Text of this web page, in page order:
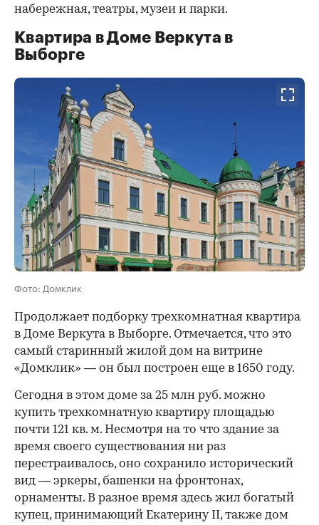
набережная, театры, музеи и парки.
Квартира в Доме Веркута в
Выборге
Фото: Домклик
Продолжает подборку трехкомнатная квартира
в Доме Веркута в Выборге. Отмечается, что это
самый старинный жилой дом на витрине
«Домклик» — он был построен еще в 1650 году.
Сегодня в этом доме за 25 млн руб. можно
купить трехкомнатную квартиру площадью
почти 121 кв. м. Несмотря на то что здание за
время своего существования ни раз
перестраивалось, оно сохранило исторический
вид — эркеры, башенки на фронтонах,
орнаменты. В разное время здесь жил богатый
купец, принимающий Екатерину II, также дом